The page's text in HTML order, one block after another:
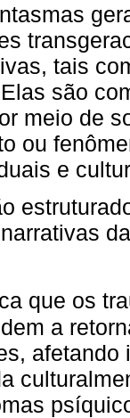
tais
são
meio de
ou
e
que os
a